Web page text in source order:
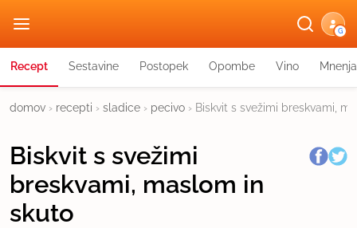
G
Recept Sestavine Postopek Opombe Vino Mnenja
domov › recepti › sladice › pecivo › Biskvit s svežimi breskvami,
Biskvit s svežimi
breskvami, maslom in
skuto